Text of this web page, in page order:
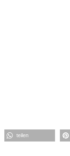
teilen